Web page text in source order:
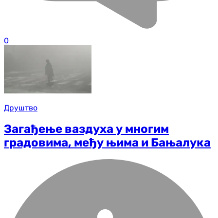
0
Друштво
Загађење ваздуха у многим
градовима, међу њима и Бањалука